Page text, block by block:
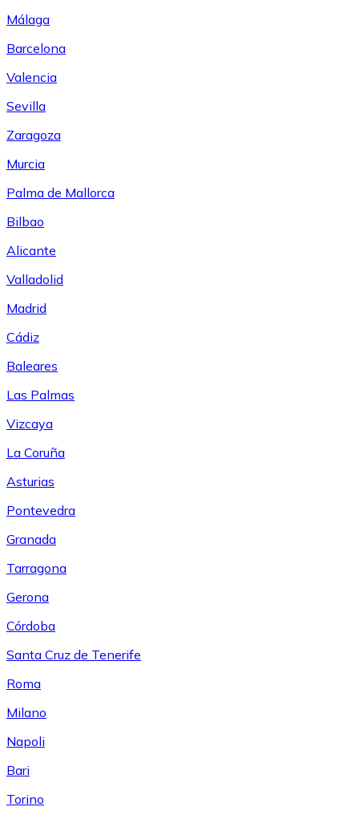
Málaga
Barcelona
Valencia
Sevilla
Zaragoza
Murcia
Palma de Mallorca
Bilbao
Alicante
Valladolid
Madrid
Cádiz
Baleares
Las Palmas
Vizcaya
La Coruña
Asturias
Pontevedra
Granada
Tarragona
Gerona
Córdoba
Santa Cruz de Tenerife
Roma
Milano
Napoli
Bari
Torino